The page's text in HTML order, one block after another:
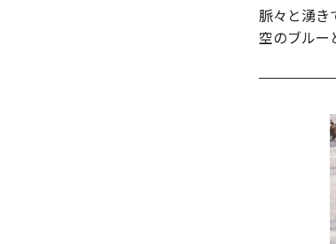
脈々と湧き
空のブルー